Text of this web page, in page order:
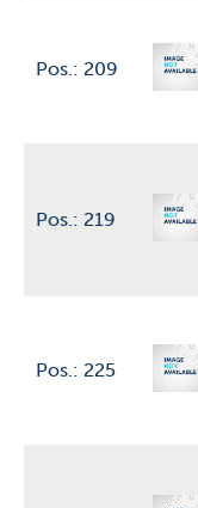
Pos.: 209
Pos.: 219
Pos.: 225